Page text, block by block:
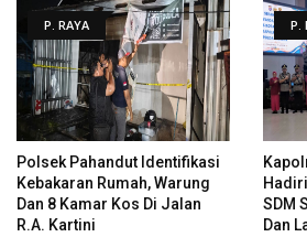
P. RAYA
Polsek Pahandut Identifikasi
Kebakaran Rumah, Warung
Dan 8 Kamar Kos Di Jalan
R.A. Kartini
P.
SDM
Dan